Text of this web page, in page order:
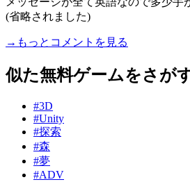
(省略されました)
→もっとコメントを見る
似た無料ゲームをさが
#3D
#Unity
#探索
#森
#夢
#ADV